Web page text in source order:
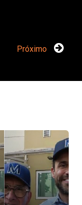
Próximo